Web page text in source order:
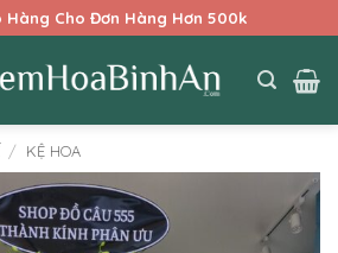
Hàng Cho Đơn Hàng Hơn 500k
/ KỆ HOA